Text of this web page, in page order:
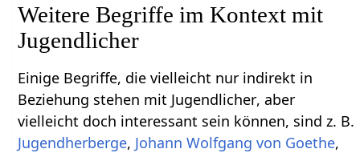
Weitere Begriffe im Kontext mit
Einige Begriffe, die vielleicht nur indirekt in
Beziehung stehen mit Jugendlicher‏‎, aber
vielleicht doch interessant sein können, sind z. B.
,
,